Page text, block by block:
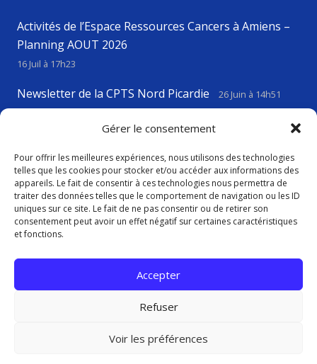
Gérer le consentement
Pour offrir les meilleures expériences, nous utilisons des technologies
telles que les cookies pour stocker et/ou accéder aux informations des
appareils. Le fait de consentir à ces technologies nous permettra de
traiter des données telles que le comportement de navigation ou les ID
uniques sur ce site. Le fait de ne pas consentir ou de retirer son
consentement peut avoir un effet négatif sur certaines caractéristiques
et fonctions.
Accepter
Refuser
Voir les préférences
Activités de l’Espace Ressources Cancers à Amiens –
Planning AOUT 2026
16 Juil à 17h23
Newsletter de la CPTS Nord Picardie 26 Juin à 14h51
VIGILANCE CANICULE 23 Juin à 17h43
Contact
contact@cptsnordpicardie.fr